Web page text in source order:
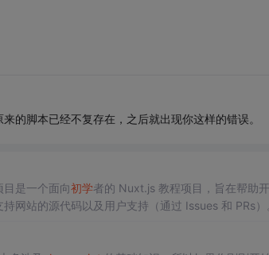
的脚本已经不复存在，之后就出现你这样的错误。
目是一个面向初学者的 Nuxt.js 教程项目，旨在帮助
网站的源代码以及用户支持（通过 Issues 和 PRs）